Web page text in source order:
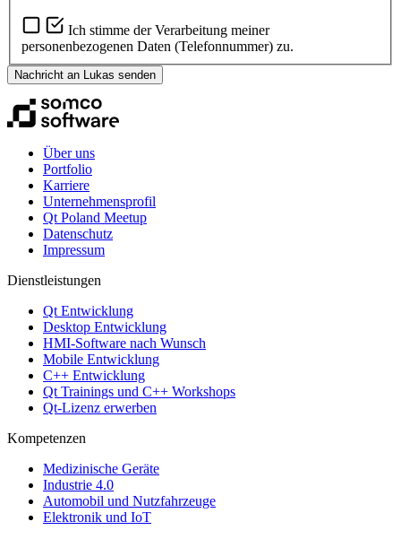
Ich stimme der Verarbeitung meiner
personenbezogenen Daten (Telefonnummer) zu.
Nachricht an Lukas senden
Über uns
Portfolio
Karriere
Unternehmensprofil
Qt Poland Meetup
Datenschutz
Impressum
Dienstleistungen
Qt Entwicklung
Desktop Entwicklung
HMI-Software nach Wunsch
Mobile Entwicklung
C++ Entwicklung
Qt Trainings und C++ Workshops
Qt-Lizenz erwerben
Kompetenzen
Medizinische Geräte
Industrie 4.0
Automobil und Nutzfahrzeuge
Elektronik und IoT